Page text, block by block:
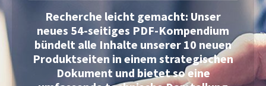
Recherche leicht gemacht: Unser
neues 54-seitiges PDF-Kompendium
bündelt alle Inhalte unserer 10 neuen
Produktseiten in einem strategischen
Dokument und bietet so eine